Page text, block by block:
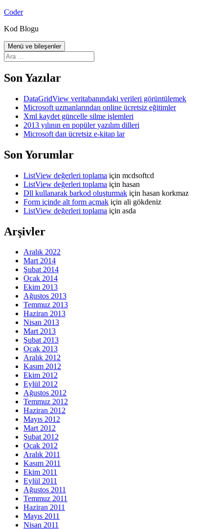
İçeriğe
Coder
Kod Blogu
Menü ve bileşenler
Arama:
Son Yazılar
DataGridView veritabanındaki verileri görüntülemek
Microsoft uzmanlarından online ücretsiz eğitimler
Xml kaydet güncelle silme işlemleri
2013 yılının en popüler yazılım dilleri
Microsoft dan ücretsiz e-kitap lar
Son Yorumlar
ListView değerleri toplama için mcdsoftcd
ListView değerleri toplama için hasan
Dll kullanarak barkod oluşturmak için hasan korkmaz
Form içinde alt form açmak için ali gökdeniz
ListView değerleri toplama için asda
Arşivler
Aralık 2022
Mart 2014
Şubat 2014
Ocak 2014
Ekim 2013
Ağustos 2013
Temmuz 2013
Haziran 2013
Nisan 2013
Mart 2013
Şubat 2013
Ocak 2013
Aralık 2012
Kasım 2012
Ekim 2012
Eylül 2012
Ağustos 2012
Temmuz 2012
Haziran 2012
Mayıs 2012
Mart 2012
Şubat 2012
Ocak 2012
Aralık 2011
Kasım 2011
Ekim 2011
Eylül 2011
Ağustos 2011
Temmuz 2011
Haziran 2011
Mayıs 2011
Nisan 2011